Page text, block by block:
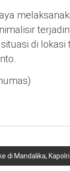
di
di Mandalika,